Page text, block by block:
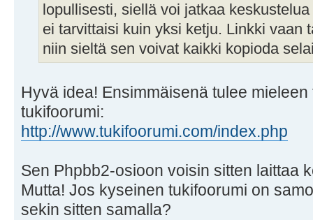
lopullisesti, siellä voi jatkaa
ei tarvittaisi kuin yksi ketju. Linkki vaan
niin sieltä sen voivat kaikki kopioda
Hyvä idea! Ensimmäisenä tulee
tukifoorumi:
http://www.tukifoorumi.com/index.php
Sen Phpbb2-osioon voisin sitten laittaa
Mutta! Jos kyseinen tukifoorumi on
sekin sitten samalla?